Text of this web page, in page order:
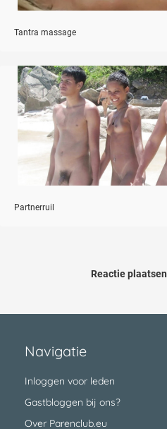
Tantra massage
Partnerruil
Reactie plaatsen
Navigatie
Inloggen voor leden
Gastbloggen bij ons?
Over Parenclub.eu